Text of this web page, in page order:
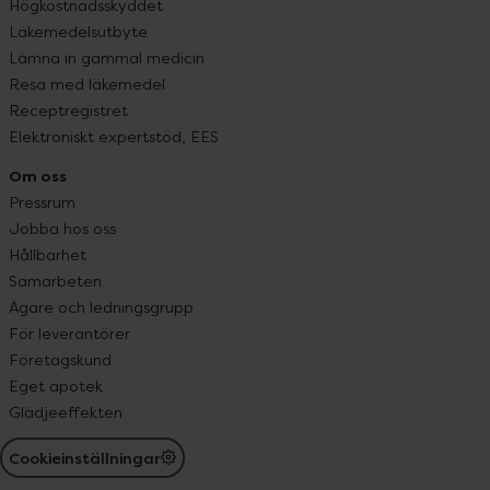
Högkostnadsskyddet
Läkemedelsutbyte
Lämna in gammal medicin
Resa med läkemedel
Receptregistret
Elektroniskt expertstöd, EES
Om oss
Pressrum
Jobba hos oss
Hållbarhet
Samarbeten
Ägare och ledningsgrupp
För leverantörer
Företagskund
Eget apotek
Glädjeeffekten
Cookieinställningar